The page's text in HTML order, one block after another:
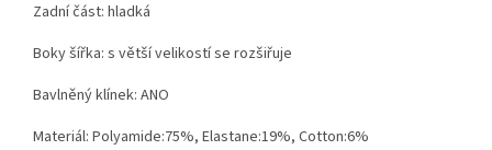
Zadní část: hladká
Bokyšířka: s větší velikostí se rozšiřuje
Bavlněný klínek: ANO
Materiál: Polyamide:75%, Elastane:19%, Cotton:6%